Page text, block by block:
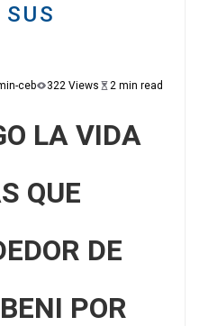
ceb 322 Views 2 min read
LA VIDA
QUE
DE
POR